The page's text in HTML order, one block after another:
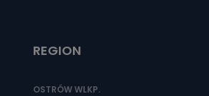
REGION
OSTRÓW WLKP.